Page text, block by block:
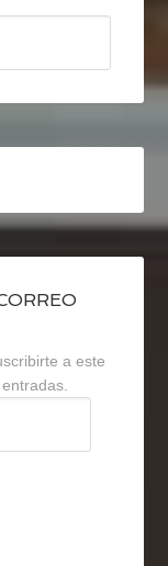
a este